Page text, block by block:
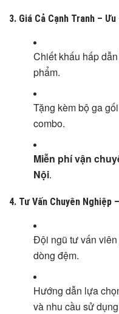
3. Giá Cả Cạnh Tranh –
Chiết khấu hấp
phẩm.
Tặng kèm bộ ga
combo.
Miễn phí vận
Nội.
4. Tư Vấn Chuyên Nghiệp
Đội ngũ tư vấn
dòng đệm.
Hướng dẫn lựa
và nhu cầu sử